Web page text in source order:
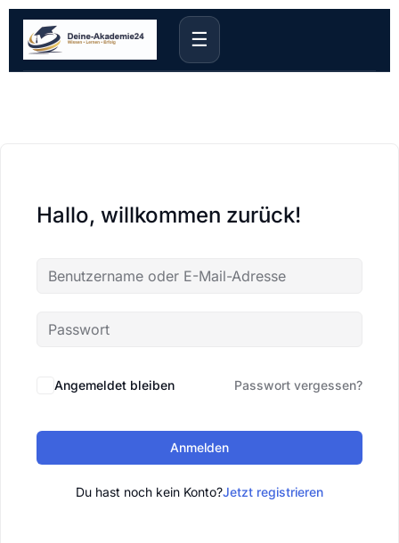
☰
Hallo, willkommen zurück!
Angemeldet bleiben Passwort vergessen?
Anmelden
Du hast noch kein Konto?Jetzt registrieren